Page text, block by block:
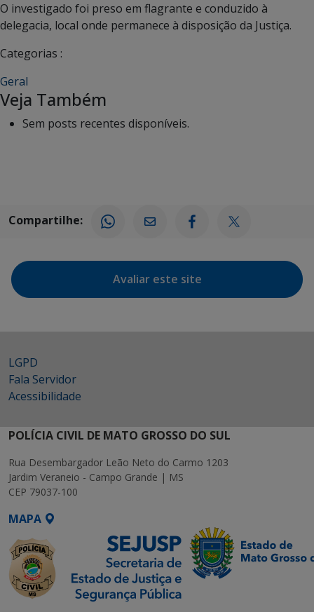
O investigado foi preso em flagrante e conduzido à
delegacia, local onde permanece à disposição da Justiça.
Categorias :
Geral
Veja Também
Sem posts recentes disponíveis.
Compartilhe:
Avaliar este site
LGPD
Fala Servidor
Acessibilidade
POLÍCIA CIVIL DE MATO GROSSO DO SUL
Rua Desembargador Leão Neto do Carmo 1203
Jardim Veraneio - Campo Grande | MS
CEP 79037-100
MAPA